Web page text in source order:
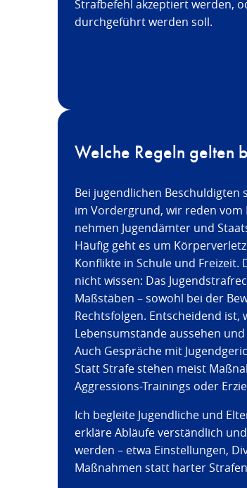
Strafbefehl akzeptiert werden,
durchgeführt werden soll.
Welche Regeln gelten
Bei jugendlichen
im Vordergrund, wir reden
nehmen Jugendämter und
Häufig geht es um
Konflikte in Schule und Freizeit.
nicht wissen: Das
Maßstäben – sowohl bei der
Rechtsfolgen. Entscheidend ist,
Lebensumstände aussehen
Auch Gespräche mit
Statt Strafe stehen meist
Aggressions-Trainings oder
Ich begleite Jugendliche und
erkläre Abläufe verständlich
werden – etwa Einstellungen,
Maßnahmen statt harter